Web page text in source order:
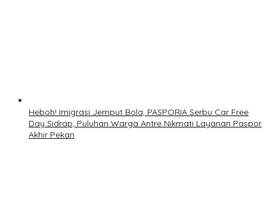
Heboh! Imigrasi Jemput Bola, PASPORIA Serbu Car Free
Day Sidrap, Puluhan Warga Antre Nikmati Layanan Paspor
Akhir Pekan